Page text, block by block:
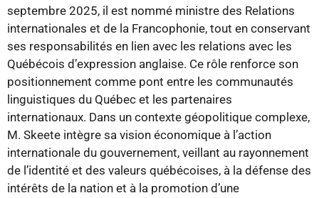
septembre 2025, il est nommé ministre des Relations
internationales et de la Francophonie, tout en conservant
ses responsabilités en lien avec les relations avec les
Québécois d’expression anglaise. Ce rôle renforce son
positionnement comme pont entre les communautés
linguistiques du Québec et les partenaires
internationaux. Dans un contexte géopolitique complexe,
M. Skeete intègre sa vision économique à l’action
internationale du gouvernement, veillant au rayonnement
de l’identité et des valeurs québécoises, à la défense des
intérêts de la nation et à la promotion d’une